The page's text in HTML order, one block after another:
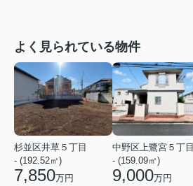
よく見られている物件
杉並区井草５丁目
- (192.52㎡)
7,850万円
中野区上鷺宮５丁目
- (159.09㎡)
9,000万円